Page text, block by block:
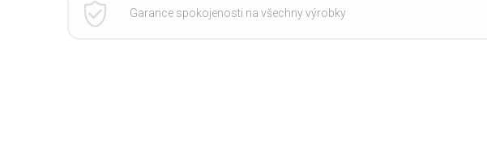
Garance spokojenosti na všechny výrobky